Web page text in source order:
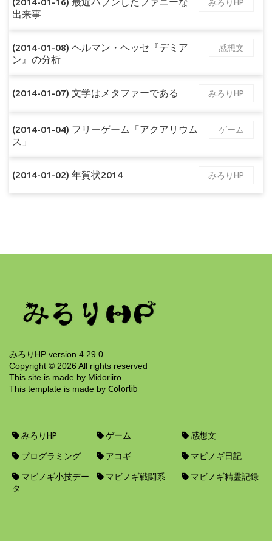
(2014-01-16) 最近ハプンしたファニーな
出来事
みろりHP
(2014-01-08) ヘルマン・ヘッセ『デミア
ン』の分析
感想文
(2014-01-07) 文学はメタファーである みろりHP
(2014-01-04) フリーゲーム「アクアリウム
ス」
ゲーム
(2014-01-02) 年賀状2014 みろりHP
みろりHP version 4.29.0
Copyright © 2026 All rights reserved
This site is made by Midoriiro
This template is made by Colorlib
みろりHP ゲーム 感想文
プログラミング アコギ マビノギ日記
マビノギ小技デー
タ
マビノギ戦闘系 マビノギ精霊記録